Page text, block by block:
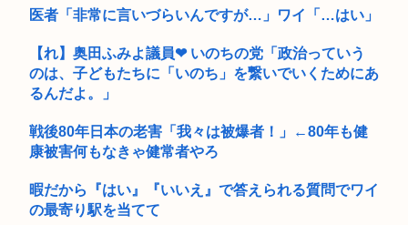
ゼンゼロのベーグル計画やってみたら面白すぎてワロタwww
物www
ジャンポケ斉藤、想像以上にキモくて実刑で当然だったwww
【画像】サナ、スカートがめくれえっちなショーツ丸見え
www
医者「非常に言いづらいんですが…」ワイ「…はい」
【れ】奥田ふみよ議員❤‍ いのちの党「政治っていう
のは、子どもたちに「いのち」を繋いでいくためにあ
るんだよ。」
戦後80年日本の老害「我々は被爆者！」←80年も健
康被害何もなきゃ健常者やろ
暇だから『はい』『いいえ』で答えられる質問でワイ
の最寄り駅を当てて